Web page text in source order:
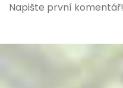
Napište první komentář!